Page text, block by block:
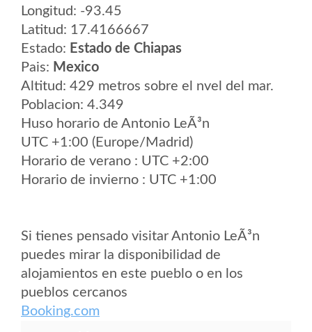
Longitud: -93.45
Latitud: 17.4166667
Estado: Estado de Chiapas
Pais: Mexico
Altitud: 429 metros sobre el nvel del mar.
Poblacion: 4.349
Huso horario de Antonio LeÃ³n
UTC +1:00 (Europe/Madrid)
Horario de verano : UTC +2:00
Horario de invierno : UTC +1:00
Si tienes pensado visitar Antonio LeÃ³n
puedes mirar la disponibilidad de
alojamientos en este pueblo o en los
pueblos cercanos
Booking.com